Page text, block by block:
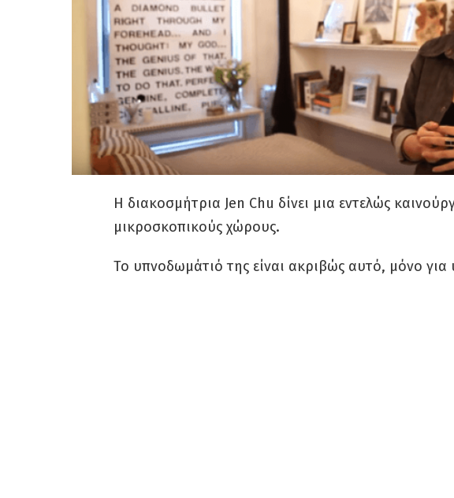
Η διακοσμήτρια Jen Chu δίνει μια εντελώς
μικροσκοπικούς χώρους.
Το υπνοδωμάτιό της είναι ακριβώς αυτό, μόνο για